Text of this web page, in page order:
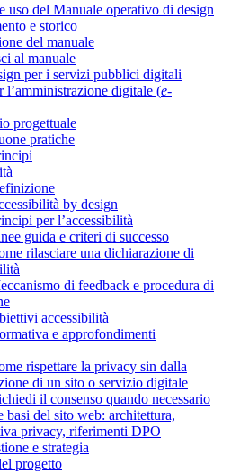
uso del Manuale operativo di design
e storico
del manuale
al manuale
per i servizi pubblici digitali
l’amministrazione digitale (e-
progettuale
pratiche
by design
per l’accessibilità
guida e criteri di successo
rilasciare una dichiarazione di
di feedback e procedura di
accessibilità
e approfondimenti
rispettare la privacy sin dalla
di un sito o servizio digitale
il consenso quando necessario
basi del sito web: architettura,
privacy, riferimenti DPO
e strategia
progetto